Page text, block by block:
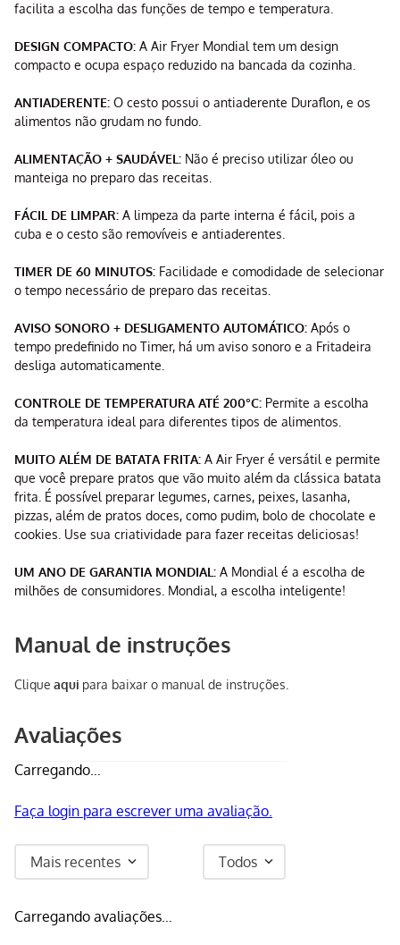
facilita a escolha das funções de tempo e temperatura.
DESIGN COMPACTO: A Air Fryer Mondial tem um design
compacto e ocupa espaço reduzido na bancada da cozinha.
ANTIADERENTE: O cesto possui o antiaderente Duraflon, e os
alimentos não grudam no fundo.
ALIMENTAÇÃO + SAUDÁVEL: Não é preciso utilizar óleo ou
manteiga no preparo das receitas.
FÁCIL DE LIMPAR: A limpeza da parte interna é fácil, pois a
cuba e o cesto são removíveis e antiaderentes.
TIMER DE 60 MINUTOS: Facilidade e comodidade de selecionar
o tempo necessário de preparo das receitas.
AVISO SONORO + DESLIGAMENTO AUTOMÁTICO: Após o
tempo predefinido no Timer, há um aviso sonoro e a Fritadeira
desliga automaticamente.
CONTROLE DE TEMPERATURA ATÉ 200°C: Permite a escolha
da temperatura ideal para diferentes tipos de alimentos.
MUITO ALÉM DE BATATA FRITA: A Air Fryer é versátil e permite
que você prepare pratos que vão muito além da clássica batata
frita. É possível preparar legumes, carnes, peixes, lasanha,
pizzas, além de pratos doces, como pudim, bolo de chocolate e
cookies. Use sua criatividade para fazer receitas deliciosas!
UM ANO DE GARANTIA MONDIAL: A Mondial é a escolha de
milhões de consumidores. Mondial, a escolha inteligente!
Manual de instruções
Clique aqui para baixar o manual de instruções.
Avaliações
Carregando…
Faça login para escrever uma avaliação.
Mais recentes Todos
Carregando avaliações…